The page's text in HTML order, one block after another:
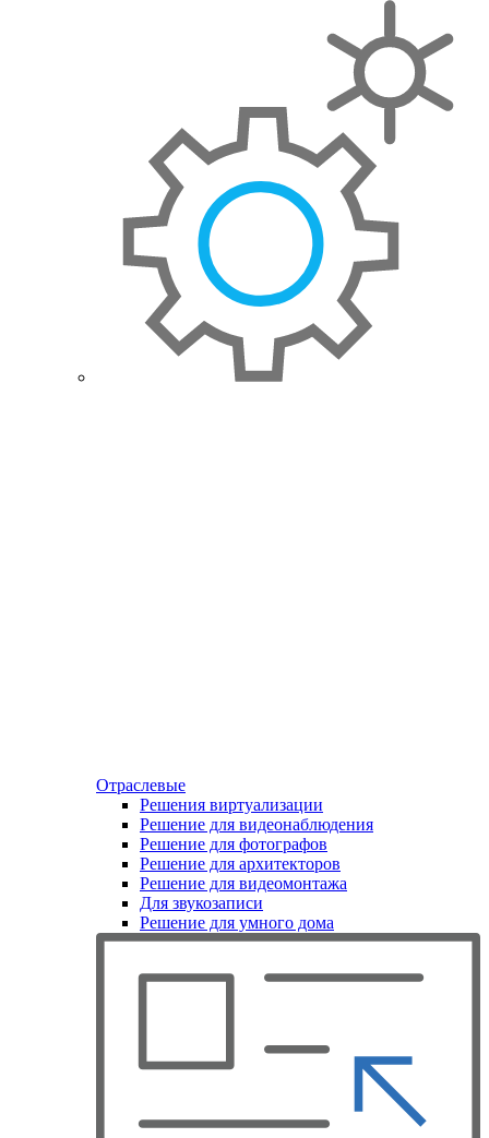
Отраслевые
Решения виртуализации
Решение для видеонаблюдения
Решение для фотографов
Решение для архитекторов
Решение для видеомонтажа
Для звукозаписи
Решение для умного дома